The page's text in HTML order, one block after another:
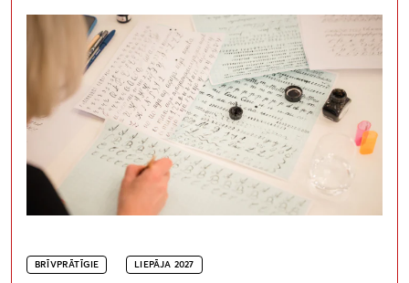
BRĪVPRĀTĪGIE LIEPĀJA 2027